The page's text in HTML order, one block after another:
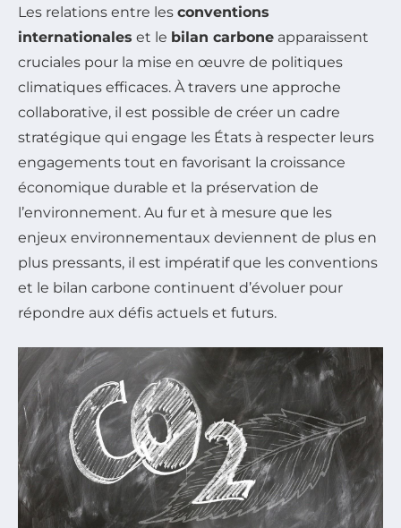
Les relations entre les conventions
internationales et le bilan carbone apparaissent
cruciales pour la mise en œuvre de politiques
climatiques efficaces. À travers une approche
collaborative, il est possible de créer un cadre
stratégique qui engage les États à respecter leurs
engagements tout en favorisant la croissance
économique durable et la préservation de
l’environnement. Au fur et à mesure que les
enjeux environnementaux deviennent de plus en
plus pressants, il est impératif que les conventions
et le bilan carbone continuent d’évoluer pour
répondre aux défis actuels et futurs.